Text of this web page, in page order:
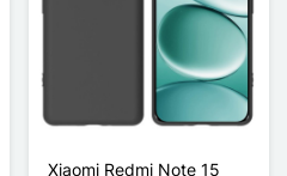
Xiaomi Redmi Note 15